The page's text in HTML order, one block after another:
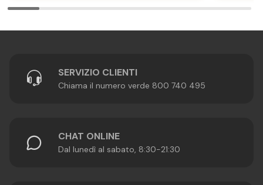
SERVIZIO CLIENTI
Chiama il numero verde 800 740 495
CHAT ONLINE
Dal lunedì al sabato, 8:30-21:30